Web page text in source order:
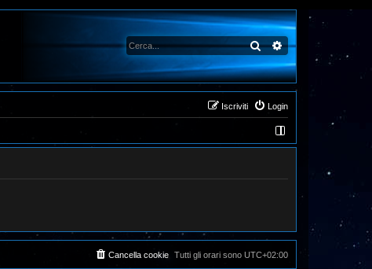
CercaRicerca avanzata
Login
Iscriviti
Tutti gli orari sono UTC+02:00
Cancella cookie